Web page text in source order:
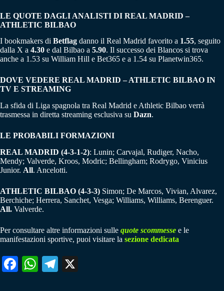
LE QUOTE DAGLI ANALISTI DI REAL MADRID –
ATHLETIC BILBAO
I bookmakers di Betflag danno il Real Madrid favorito a 1.55, seguito
dalla X a 4.30 e dal Bilbao a 5.90. Il successo dei Blancos si trova
anche a 1.53 su William Hill e Bet365 e a 1.54 su Planetwin365.
DOVE VEDERE REAL MADRID – ATHLETIC BILBAO IN
TV E STREAMING
La sfida di Liga spagnola tra Real Madrid e Athletic Bilbao verrà
trasmessa in diretta streaming esclusiva su Dazn.
LE PROBABILI FORMAZIONI
REAL MADRID (4-3-1-2): Lunin; Carvajal, Rudiger, Nacho,
Mendy; Valverde, Kroos, Modric; Bellingham; Rodrygo, Vinicius
Junior. All. Ancelotti.
ATHLETIC BILBAO (4-3-3) Simon; De Marcos, Vivian, Alvarez,
Berchiche; Herrera, Sanchet, Vesga; Williams, Williams, Berenguer.
All. Valverde.
Per consultare altre informazioni sulle quote scommesse e le
manifestazioni sportive, puoi visitare la sezione dedicata
Fa W
Te